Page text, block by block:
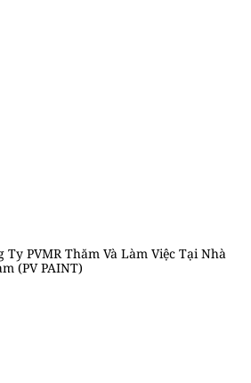
PVMR Thăm Và Làm Việc Tại Nhà
(PV PAINT)